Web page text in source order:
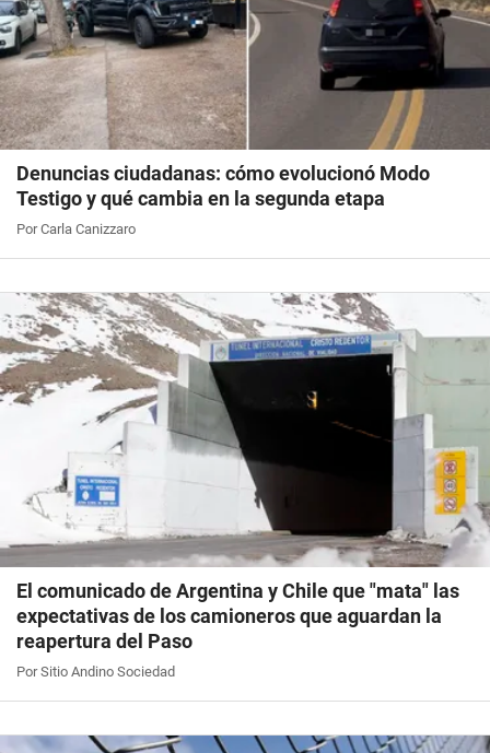
Denuncias ciudadanas: cómo evolucionó Modo
Testigo y qué cambia en la segunda etapa
Por Carla Canizzaro
El comunicado de Argentina y Chile que "mata" las
expectativas de los camioneros que aguardan la
reapertura del Paso
Por Sitio Andino Sociedad